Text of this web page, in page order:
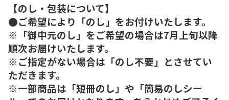
【のし・包装について】
●ご希望により「のし」をお付けいたします。
※「御中元のし」をご希望の場合は7月上旬以降
順次お届けいたします。
※ご指定がない場合は「のし不要」とさせてい
ただきます。
※一部商品は「短冊のし」や「簡易のしシー